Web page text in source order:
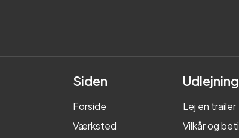
Siden
Forside
Værksted
Udlejning
Lej en trailer
Vilkår og